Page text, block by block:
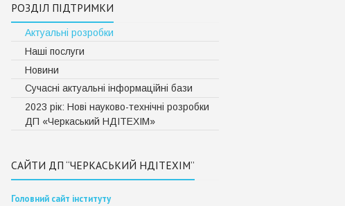
РОЗДІЛ ПІДТРИМКИ
Актуальні розробки
Наші послуги
Новини
Сучасні актуальні інформаційні бази
2023 рік: Нові науково-технічні розробки
ДП «Черкаський НДІТЕХІМ»
САЙТИ ДП “ЧЕРКАСЬКИЙ НДІТЕХІМ”
Головний сайт інституту